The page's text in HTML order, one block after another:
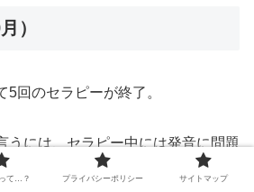
）
5回のセラピーが終了。
うには、セラピー中には発音に問題
るとのこと。
て…？ プライバシーポリシー サイトマップ